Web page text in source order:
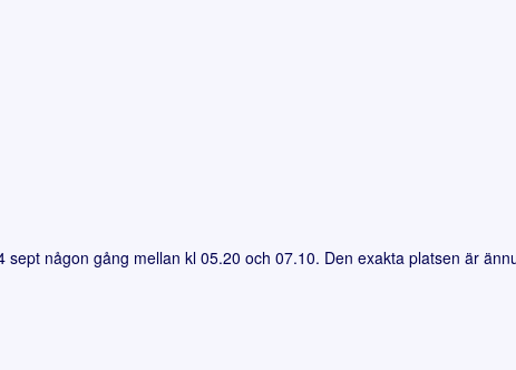
någon gång mellan kl 05.20 och 07.10. Den exakta platsen är